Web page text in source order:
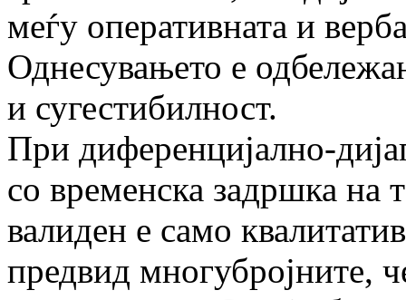
меѓу оперативната и
Однесувањето е
и сугестибилност.
При диференцијално-
со временска задршка на
валиден е само
предвид многубројните,